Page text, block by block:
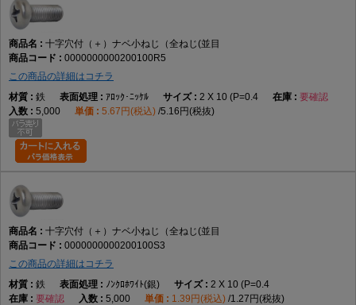
十字穴付（＋）ナベ小ねじ（全ねじ(並目
0000000000200100R5
この商品の詳細はコチラ
鉄
ｱﾛｯｸ･ﾆｯｹﾙ 2 X 10 (P=0.4
要確認
5,000
5.67円(税込) 5.16円(税抜)
十字穴付（＋）ナベ小ねじ（全ねじ(並目
0000000000200100S3
この商品の詳細はコチラ
鉄
ﾉﾝｸﾛﾎﾜｲﾄ(銀)
2 X 10 (P=0.4
要確認
5,000 1.39円(税込) 1.27円(税抜)